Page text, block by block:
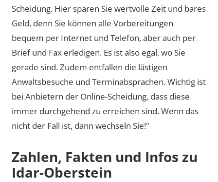
Scheidung. Hier sparen Sie wertvolle Zeit und bares
Geld, denn Sie können alle Vorbereitungen
bequem per Internet und Telefon, aber auch per
Brief und Fax erledigen. Es ist also egal, wo Sie
gerade sind. Zudem entfallen die lästigen
Anwaltsbesuche und Terminabsprachen. Wichtig ist
bei Anbietern der Online-Scheidung, dass diese
immer durchgehend zu erreichen sind. Wenn das
nicht der Fall ist, dann wechseln Sie!"
Zahlen, Fakten und Infos zu
Idar-Oberstein